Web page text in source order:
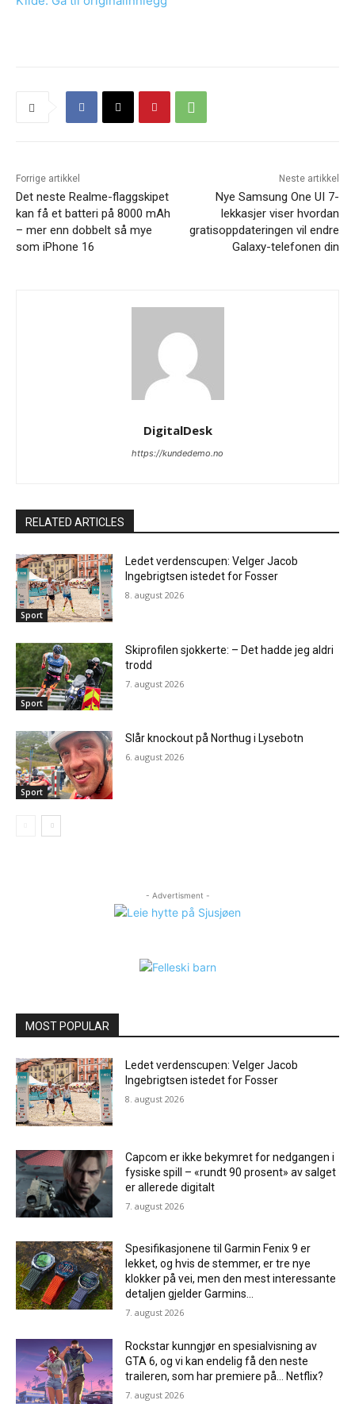
Forrige artikkel
Det neste Realme-flaggskipet
kan få et batteri på 8000 mAh
– mer enn dobbelt så mye
som iPhone 16
Neste artikkel
Nye Samsung One UI 7-
lekkasjer viser hvordan
gratisoppdateringen vil endre
Galaxy-telefonen din
DigitalDesk
https://kundedemo.no
RELATED ARTICLES
Sport
Ledet verdenscupen: Velger Jacob
Ingebrigtsen istedet for Fosser
8. august 2026
Sport
Skiprofilen sjokkerte: – Det hadde jeg aldri
trodd
7. august 2026
Sport
Slår knockout på Northug i Lysebotn
6. august 2026
- Advertisment -
MOST POPULAR
Ledet verdenscupen: Velger Jacob
Ingebrigtsen istedet for Fosser
8. august 2026
Capcom er ikke bekymret for nedgangen i
fysiske spill – «rundt 90 prosent» av salget
er allerede digitalt
7. august 2026
Spesifikasjonene til Garmin Fenix ​​9 er
lekket, og hvis de stemmer, er tre nye
klokker på vei, men den mest interessante
detaljen gjelder Garmins...
7. august 2026
Rockstar kunngjør en spesialvisning av
GTA 6, og vi kan endelig få den neste
traileren, som har premiere på… Netflix?
7. august 2026